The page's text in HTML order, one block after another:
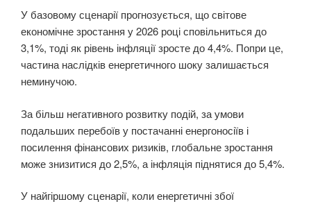
У базовому сценарії прогнозується, що світове
економічне зростання у 2026 році сповільниться до
3,1%, тоді як рівень інфляції зросте до 4,4%. Попри це,
частина наслідків енергетичного шоку залишається
неминучою.
За більш негативного розвитку подій, за умови
подальших перебоїв у постачанні енергоносіїв і
посилення фінансових ризиків, глобальне зростання
може знизитися до 2,5%, а інфляція піднятися до 5,4%.
У найгіршому сценарії, коли енергетичні збої